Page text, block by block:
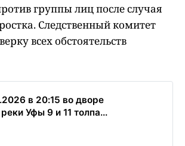
группы лиц после случая
Следственный комитет
всех обстоятельств
в 20:15 во дворе
Уфы 9 и 11 толпа...